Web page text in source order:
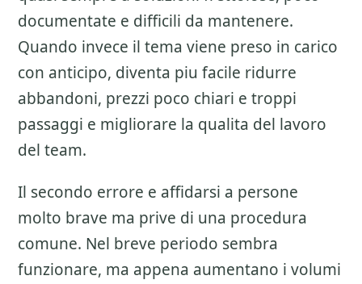
documentate e difficili da mantenere.
Quando invece il tema viene preso in carico
con anticipo, diventa piu facile ridurre
abbandoni, prezzi poco chiari e troppi
passaggi e migliorare la qualita del lavoro
del team.
Il secondo errore e affidarsi a persone
molto brave ma prive di una procedura
comune. Nel breve periodo sembra
funzionare, ma appena aumentano i volumi